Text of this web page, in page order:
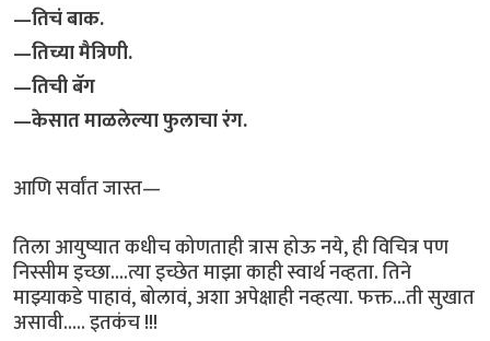
—तिचं बाक.
—तिच्या मैत्रिणी.
—तिची बॅग
—केसात माळलेल्या फुलाचा रंग.
आणि सर्वांत जास्त—
तिला आयुष्यात कधीच कोणताही त्रास होऊ नये, ही विचित्र पण
निस्सीम इच्छा....त्या इच्छेत माझा काही स्वार्थ नव्हता. तिने
माझ्याकडे पाहावं, बोलावं, अशा अपेक्षाही नव्हत्या. फक्त...ती सुखात
असावी..... इतकंच !!!